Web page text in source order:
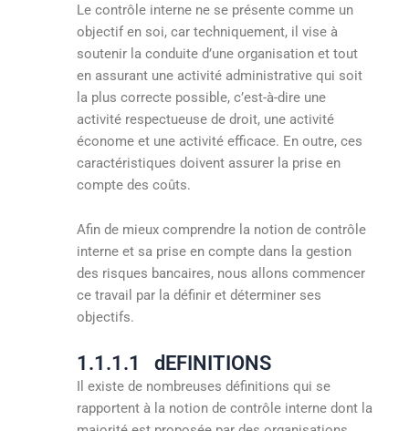
Le contrôle interne ne se présente comme un
objectif en soi, car techniquement, il vise à
soutenir la conduite d’une organisation et tout
en assurant une activité administrative qui soit
la plus correcte possible, c’est-à-dire une
activité respectueuse de droit, une activité
économe et une activité efficace. En outre, ces
caractéristiques doivent assurer la prise en
compte des coûts.
Afin de mieux comprendre la notion de contrôle
interne et sa prise en compte dans la gestion
des risques bancaires, nous allons commencer
ce travail par la définir et déterminer ses
objectifs.
1.1.1.1 dEFINITIONS
Il existe de nombreuses définitions qui se
rapportent à la notion de contrôle interne dont la